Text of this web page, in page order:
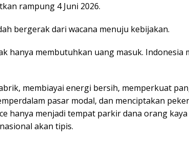
rampung 4 Juni 2026.
bergerak dari wacana menuju kebijakan.
hanya membutuhkan uang masuk. Indonesia
membiayai energi bersih, memperkuat
pasar modal, dan menciptakan
hanya menjadi tempat parkir dana orang kaya
akan tipis.